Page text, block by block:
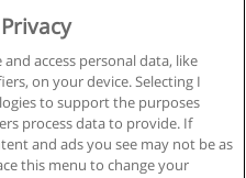
Elétrica
de Blumenau
access personal data, like
on your device. Selecting I
to support the purposes
process data to provide. If
and ads you see may not be as
this menu to change your